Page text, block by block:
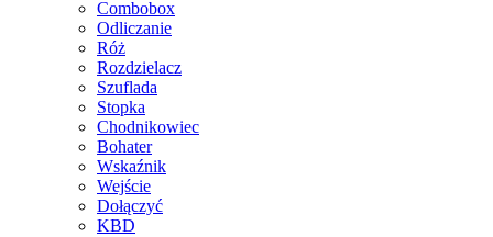
Combobox
Odliczanie
Róż
Rozdzielacz
Szuflada
Stopka
Chodnikowiec
Bohater
Wskaźnik
Wejście
Dołączyć
KBD